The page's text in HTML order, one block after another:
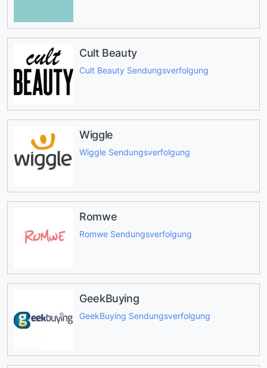
Cult Beauty
Cult Beauty Sendungsverfolgung
Wiggle
Wiggle Sendungsverfolgung
Romwe
Romwe Sendungsverfolgung
GeekBuying
GeekBuying Sendungsverfolgung